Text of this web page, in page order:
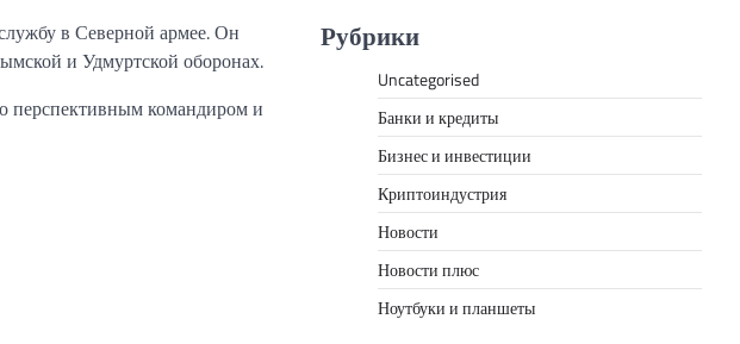
в Северной армее. Он
и Удмуртской оборонах.
перспективным командиром и
Рубрики
Uncategorised
Банки и кредиты
Бизнес и инвестиции
Криптоиндустрия
Новости
Новости плюс
Ноутбуки и планшеты